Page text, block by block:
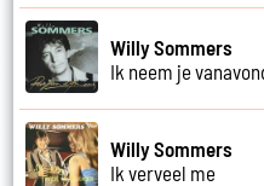
Willy Sommers
Ik neem je
Willy Sommers
Ik verveel me